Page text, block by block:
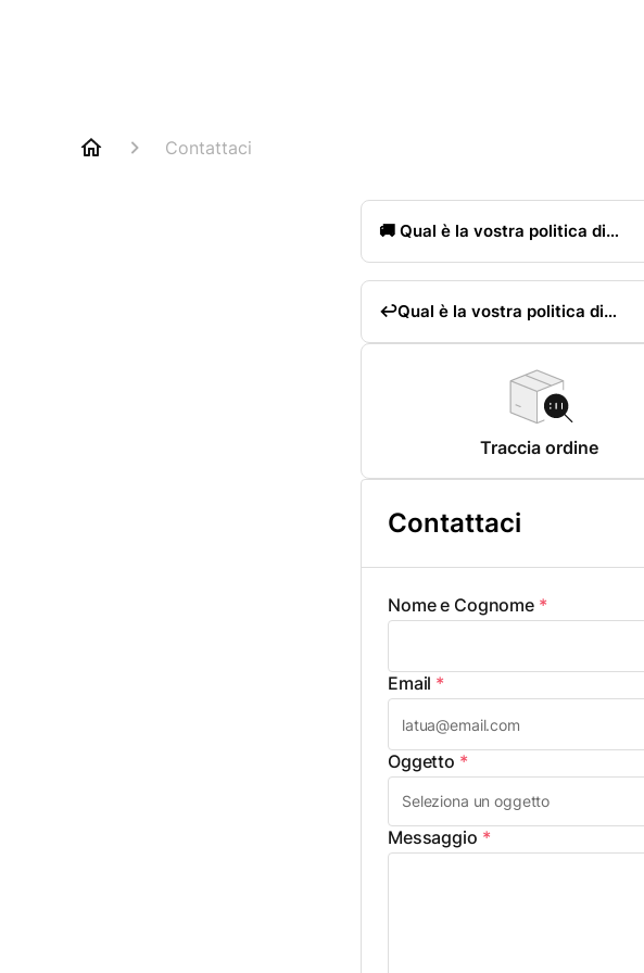
Contattaci
🚚 Qual è la vostra politica di
spedizione?
↩️Qual è la vostra politica di
restituzione?
Traccia ordine
Contattaci
Nome e Cognome *
Email *
Oggetto *
Messaggio *